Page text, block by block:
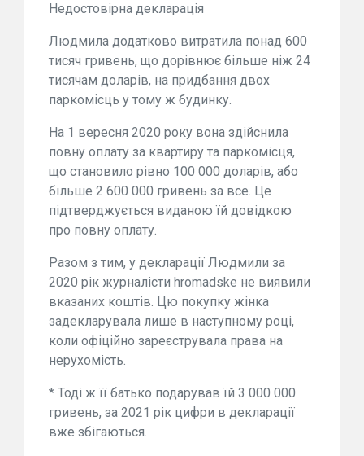
Недостовірна декларація
Людмила додатково витратила понад 600
тисяч гривень, що дорівнює більше ніж 24
тисячам доларів, на придбання двох
паркомісць у тому ж будинку.
На 1 вересня 2020 року вона здійснила
повну оплату за квартиру та паркомісця,
що становило рівно 100 000 доларів, або
більше 2 600 000 гривень за все. Це
підтверджується виданою їй довідкою
про повну оплату.
Разом з тим, у декларації Людмили за
2020 рік журналісти hromadske не виявили
вказаних коштів. Цю покупку жінка
задекларувала лише в наступному році,
коли офіційно зареєструвала права на
нерухомість.
* Тоді ж її батько подарував їй 3 000 000
гривень, за 2021 рік цифри в декларації
вже збігаються.